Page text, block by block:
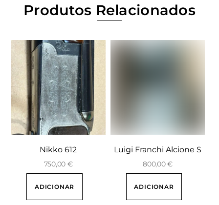
Produtos Relacionados
Nikko 612
750,00 €
ADICIONAR
Luigi Franchi Alcione S
800,00€
ADICIONAR